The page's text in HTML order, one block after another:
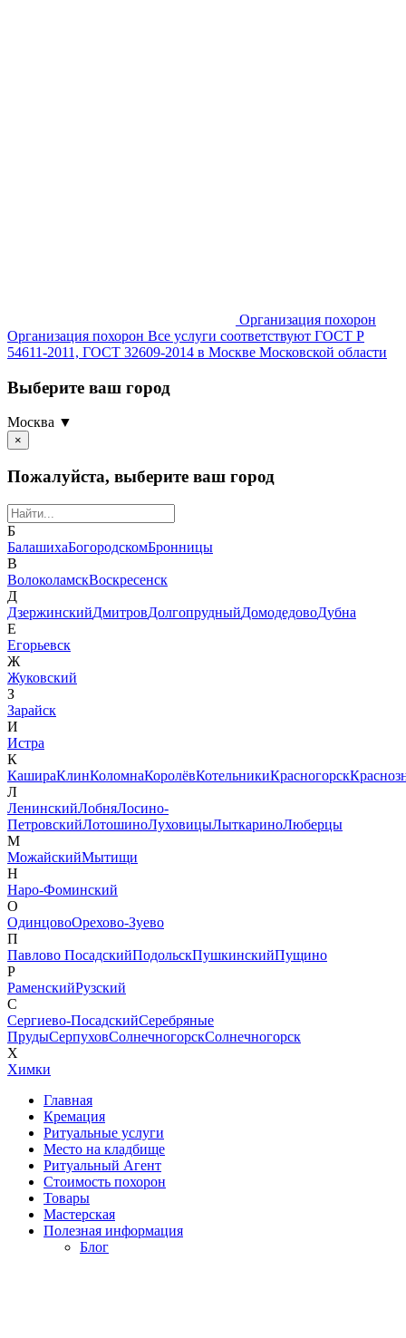
Организация похорон
Организация похорон Все услуги соответствуют ГОСТ Р
54611-2011, ГОСТ 32609-2014 в Москве Московской области
Выберите ваш город
Москва ▼
×
Пожалуйста, выберите ваш город
Б
БалашихаБогородскомБронницы
В
ВолоколамскВоскресенск
Д
ДзержинскийДмитровДолгопрудныйДомодедовоДубна
Е
Егорьевск
Ж
Жуковский
З
Зарайск
И
Истра
К
КашираКлинКоломнаКоролёвКотельникиКрасногорск
Л
ЛенинскийЛобняЛосино-
ПетровскийЛотошиноЛуховицыЛыткариноЛюберцы
М
МожайскийМытищи
Н
Наро-Фоминский
О
ОдинцовоОрехово-Зуево
П
Павлово ПосадскийПодольскПушкинскийПущино
Р
РаменскийРузский
С
Сергиево-ПосадскийСеребряные
ПрудыСерпуховСолнечногорскСолнечногорск
Х
Химки
Главная
Кремация
Ритуальные услуги
Место на кладбище
Ритуальный Агент
Стоимость похорон
Товары
Мастерская
Полезная информация
Блог